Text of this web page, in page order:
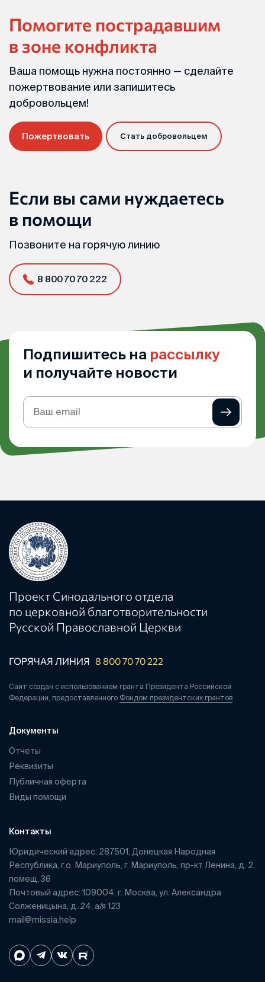
Помогите пострадавшим
в зоне конфликта
Ваша помощь нужна постоянно — сделайте
пожертвование или запишитесь
добровольцем!
Пожертвовать Стать добровольцем
Если вы сами нуждаетесь
в помощи
Позвоните на горячую линию
8 800 70 70 222
Подпишитесь на рассылку
и получайте новости
Подписка
на
Проект Синодального отдела
по церковной благотворительности
Русской Православной Церкви
ГОРЯЧАЯ ЛИНИЯ 8 800 70 70 222
Сайт создан с использованием гранта Президента Российской
Федерации, предоставленного Фондом президентских грантов
Документы
Отчеты
Реквизиты
Публичная оферта
Виды помощи
Контакты
Юридический адрес: 287501, Донецкая Народная
Республика, г.о. Мариуполь, г. Мариуполь, пр-кт Ленина, д. 2,
помещ. 36
Почтовый адрес: 109004, г. Москва, ул. Александра
Солженицына, д. 24, а/я 123
mail@missia.help